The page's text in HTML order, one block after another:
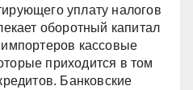
уплату налогов
оборотный капитал
кассовые
приходится в том
Банковские